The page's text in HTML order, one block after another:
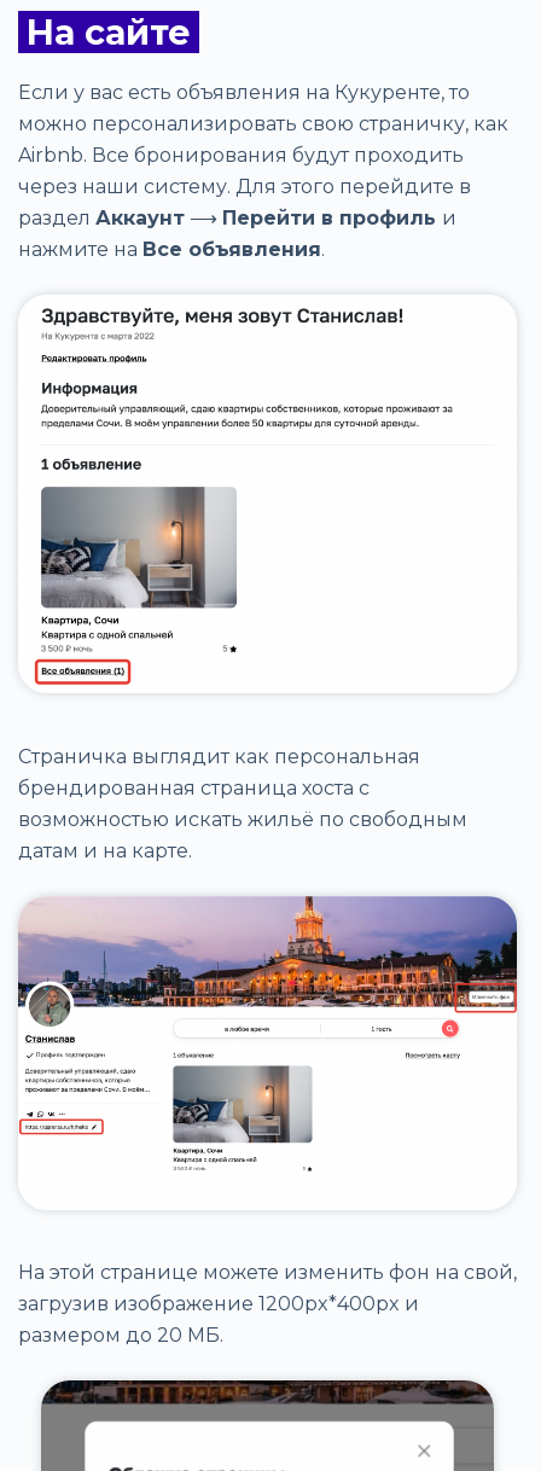
На сайте
Если у вас есть объявления на Кукуренте, то
можно персонализировать свою страничку, как
Airbnb. Все бронирования будут проходить
через наши систему. Для этого перейдите в
раздел Аккаунт ⟶ Перейти в профиль и
нажмите на Все объявления.
Страничка выглядит как персональная
брендированная страница хоста с
возможностью искать жильё по свободным
датам и на карте.
На этой странице можете изменить фон на свой,
загрузив изображение 1200px*400px и
размером до 20 МБ.